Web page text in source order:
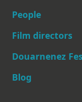
Main
People
Film directors
Douarnenez
Blog